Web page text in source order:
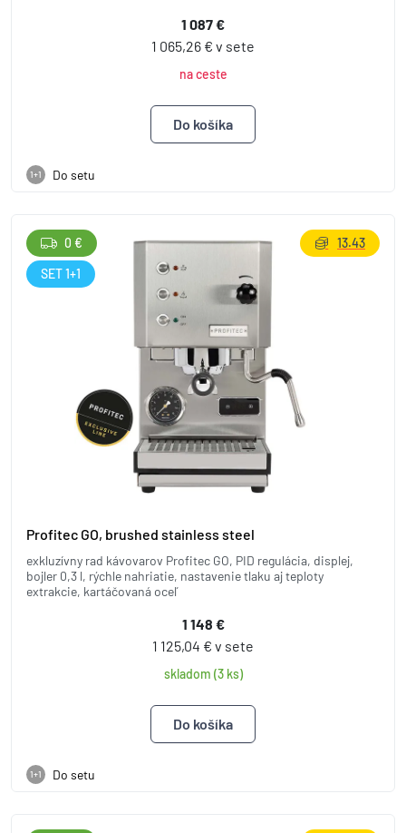
1 087 €
1 065,26 € v sete
na ceste
1+1 Do setu
Profitec GO, brushed stainless steel
exkluzívny rad kávovarov Profitec GO, PID regulácia, displej,
bojler 0,3 l, rýchle nahriatie, nastavenie tlaku aj teploty
extrakcie, kartáčovaná oceľ
1 148 €
1 125,04 € v sete
skladom (3 ks)
1+1 Do setu
0 €
SET 1+1
13.43